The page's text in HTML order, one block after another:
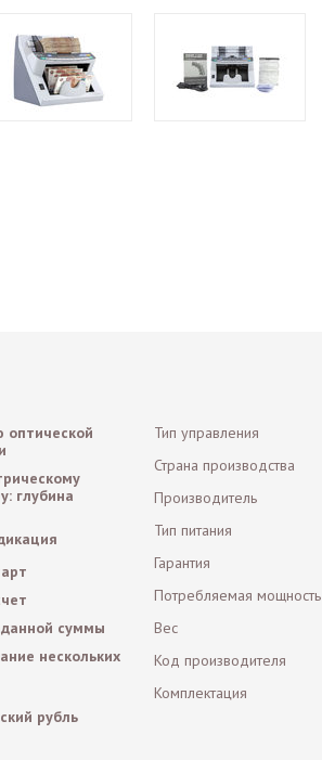
оптической
глубина
суммы
нескольких
рубль
Тип управления
Страна производства
Производитель
Тип питания
Гарантия
Потребляемая мощность
Вес
Код производителя
Комплектация